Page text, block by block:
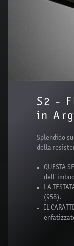
S2 -
in
Splendido
della
QUESTA
LA
(958).
IL